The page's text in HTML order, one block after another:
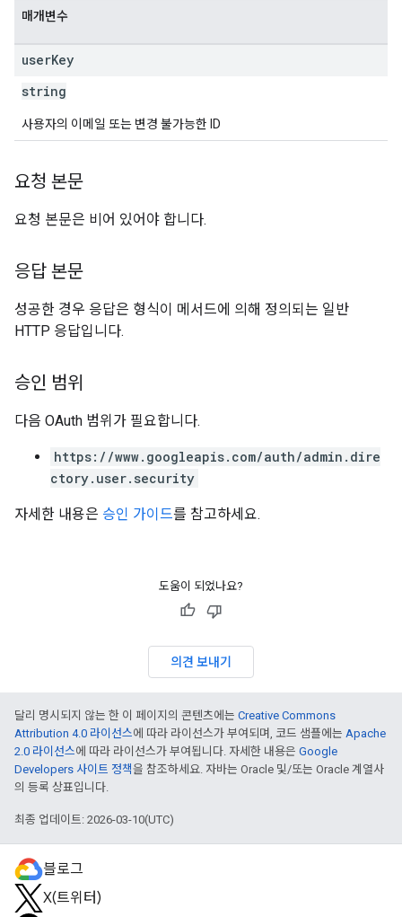
매개변수
userKey
string
사용자의 이메일 또는 변경 불가능한 ID
요청 본문
요청 본문은 비어 있어야 합니다.
응답 본문
성공한 경우 응답은 형식이 메서드에 의해 정의되는 일반
HTTP 응답입니다.
승인 범위
다음 OAuth 범위가 필요합니다.
https://www.googleapis.com/auth/admin.dire
ctory.user.security
자세한 내용은 승인 가이드를 참고하세요.
도움이 되었나요?
의견 보내기
달리 명시되지 않는 한 이 페이지의 콘텐츠에는 Creative Commons
Attribution 4.0 라이선스에 따라 라이선스가 부여되며, 코드 샘플에는 Apache
2.0 라이선스에 따라 라이선스가 부여됩니다. 자세한 내용은 Google
Developers 사이트 정책을 참조하세요. 자바는 Oracle 및/또는 Oracle 계열사
의 등록 상표입니다.
최종 업데이트: 2026-03-10(UTC)
블로그
X(트위터)